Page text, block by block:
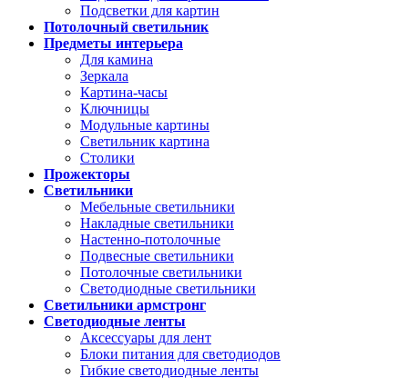
Подсветки для картин
Потолочный светильник
Предметы интерьера
Для камина
Зеркала
Картина-часы
Ключницы
Модульные картины
Светильник картина
Столики
Прожекторы
Светильники
Мебельные светильники
Накладные светильники
Настенно-потолочные
Подвесные светильники
Потолочные светильники
Светодиодные светильники
Светильники армстронг
Светодиодные ленты
Аксессуары для лент
Блоки питания для светодиодов
Гибкие светодиодные ленты